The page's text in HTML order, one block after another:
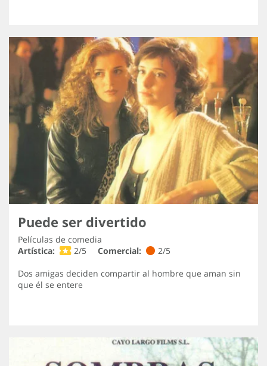
Puede ser divertido
Películas de comedia
Artística:
2/5 Comercial:
2/5
Dos amigas deciden compartir al hombre que aman sin
que él se entere